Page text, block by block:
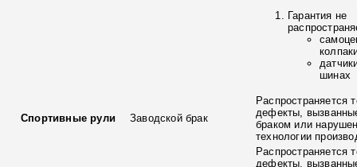
Гарантия не
шинах
Спортивные рули Заводской брак
Распространяется
дефекты,
браком или
технологии
Распространяется
дефекты,